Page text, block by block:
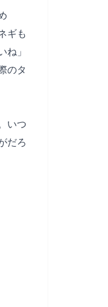
ギも
ね」
のタ
いつ
だろ